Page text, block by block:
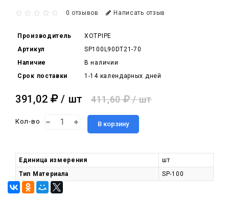
0 отзывов Написать отзыв
Производитель
XOTPIPE
Артикул
SP100L90DT21-70
Наличие
В наличии
Срок поставки
1-14 календарных дней
391,02 / шт 411,60 / шт
Кол-во В корзину
Единица измерения
шт
Тип Материала
SP-100